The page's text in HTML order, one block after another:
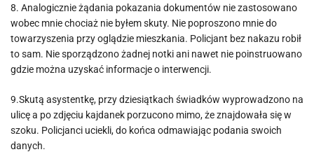
8. Analogicznie żądania pokazania dokumentów nie zastosowano
wobec mnie chociaż nie byłem skuty. Nie poproszono mnie do
towarzyszenia przy oglądzie mieszkania. Policjant bez nakazu robił
to sam. Nie sporządzono żadnej notki ani nawet nie poinstruowano
gdzie można uzyskać informacje o interwencji.
9.Skutą asystentkę, przy dziesiątkach świadków wyprowadzono na
ulicę a po zdjęciu kajdanek porzucono mimo, że znajdowała się w
szoku. Policjanci uciekli, do końca odmawiając podania swoich
danych.